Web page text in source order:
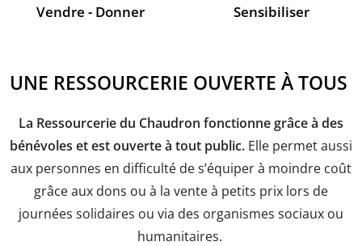
Vendre - Donner Sensibiliser
UNE RESSOURCERIE OUVERTE À TOUS
La Ressourcerie du Chaudron fonctionne grâce à des
bénévoles et est ouverte à tout public. Elle permet aussi
aux personnes en difficulté de s’équiper à moindre coût
grâce aux dons ou à la vente à petits prix lors de
journées solidaires ou via des organismes sociaux ou
humanitaires.